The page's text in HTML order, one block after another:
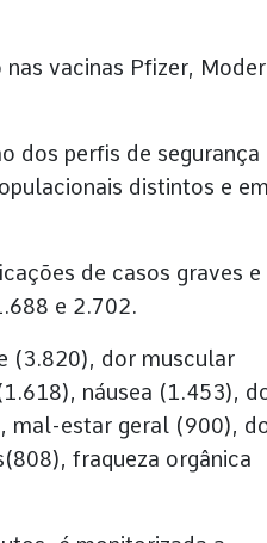
vacinas Pfizer,
dos perfis de segurança
distintos e em
de casos graves e
e 2.702.
(3.820), dor muscular
náusea (1.453),
mal-estar geral (900),
fraqueza orgânica